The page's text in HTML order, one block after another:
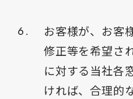
お客様が、お客
修正等を希望さ
に対する当社各
ければ、合理的